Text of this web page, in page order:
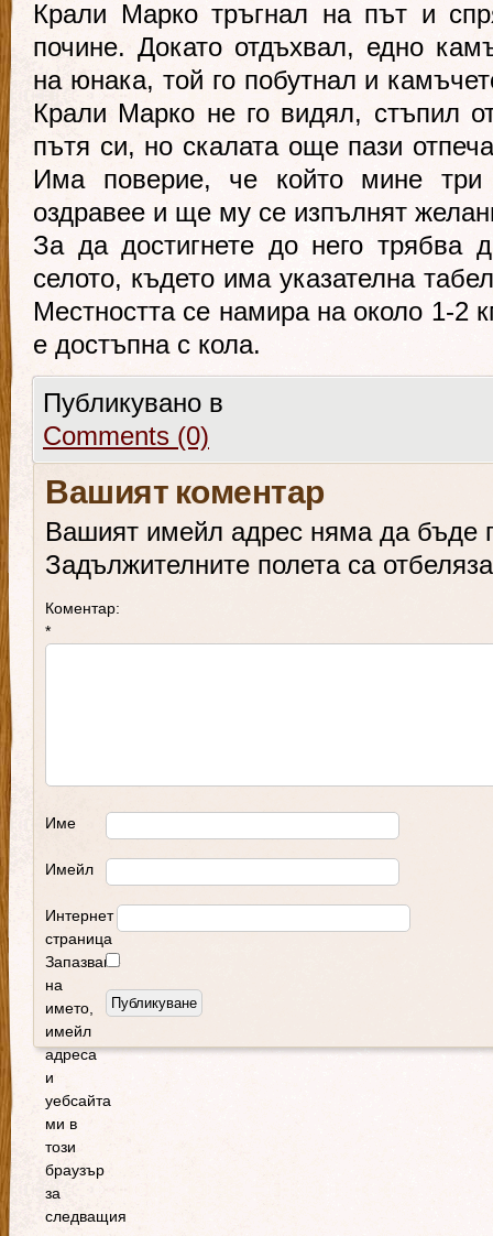
Крали Марко тръгнал на път и
почине. Докато отдъхвал, едно
на юнака, той го побутнал и
Крали Марко не го видял, стъпил
пътя си, но скалата още пази
Има поверие, че който мине
оздравее и ще му се изпълнят
За да достигнете до него трябва
селото, където има указателна
Местността се намира на около 1-2
е достъпна с кола.
Публикувано в
Comments (0)
Вашият коментар
Вашият имейл адрес няма да бъде
Задължителните полета са
Коментар:
*
Име
Имейл
Интернет
страница
Запазване
на
името,
имейл
адреса
и
уебсайта
ми в
този
браузър
за
следващия